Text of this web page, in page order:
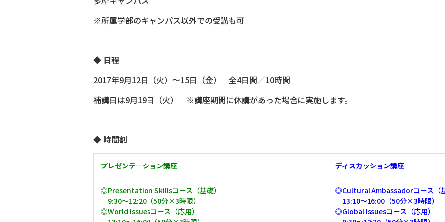
※所属学部のキャンパス以外での受講も可
◆ 日程
2017年9月12日（火）～15日（金） 全4日間／10時間
補講日は9月19日（火） ※講座期間に休講があった場合に実施します。
◆ 時間割
プレゼンテーション講座 ディスカッション講座
◎Presentation Skillsコース（基礎）
9:30～12:20（50分×3時限）
◎World Issuesコース（応用）
◎Cultural Ambassadorコース（
13:10～16:00（50分×3時限）
◎Global Issuesコース（応用）